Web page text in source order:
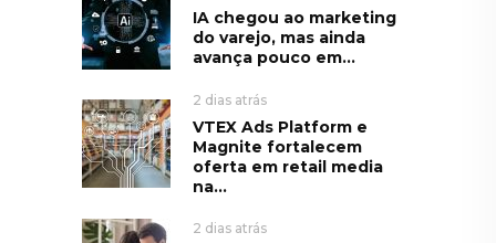
IA chegou ao marketing
do varejo, mas ainda
avança pouco em...
2 dias atrás
VTEX Ads Platform e
Magnite fortalecem
oferta em retail media
na...
2 dias atrás